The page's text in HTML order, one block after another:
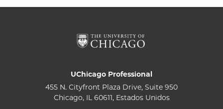
UChicago Professional
455 N. Cityfront Plaza Drive, Suite 950
Chicago, IL 60611, Estados Unidos